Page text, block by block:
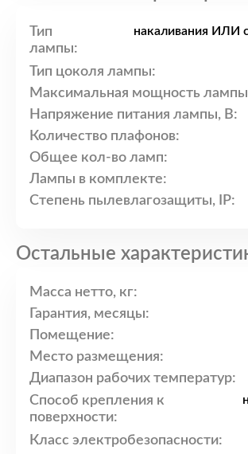
Тип
лампы:
накаливания ИЛИ
Тип цоколя лампы:
Максимальная мощность
Напряжение питания лампы, В:
Количество плафонов:
Общее кол-во ламп:
Лампы в комплекте:
Степень пылевлагозащиты, IP:
Остальные
Масса нетто, кг:
Гарантия, месяцы:
Помещение:
Место размещения:
Диапазон рабочих температур:
Способ крепления к
поверхности:
Класс электробезопасности: